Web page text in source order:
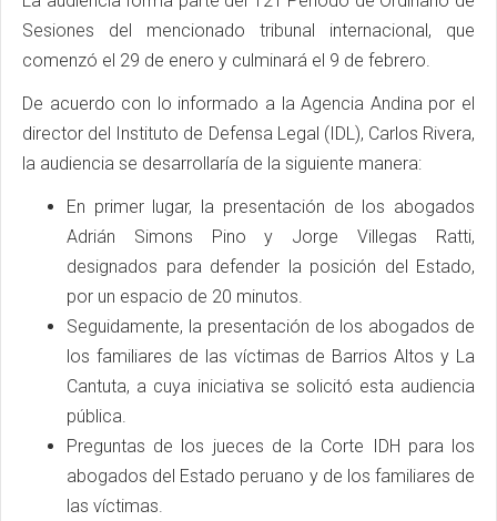
Sesiones del mencionado tribunal internacional, que
comenzó el 29 de enero y culminará el 9 de febrero.
De acuerdo con lo informado a la Agencia Andina por el
director del Instituto de Defensa Legal (IDL), Carlos Rivera,
la audiencia se desarrollaría de la siguiente manera:
En primer lugar, la presentación de los abogados
Adrián Simons Pino y Jorge Villegas Ratti,
designados para defender la posición del Estado,
por un espacio de 20 minutos.
Seguidamente, la presentación de los abogados de
los familiares de las víctimas de Barrios Altos y La
Cantuta, a cuya iniciativa se solicitó esta audiencia
pública.
Preguntas de los jueces de la Corte IDH para los
abogados del Estado peruano y de los familiares de
las víctimas.